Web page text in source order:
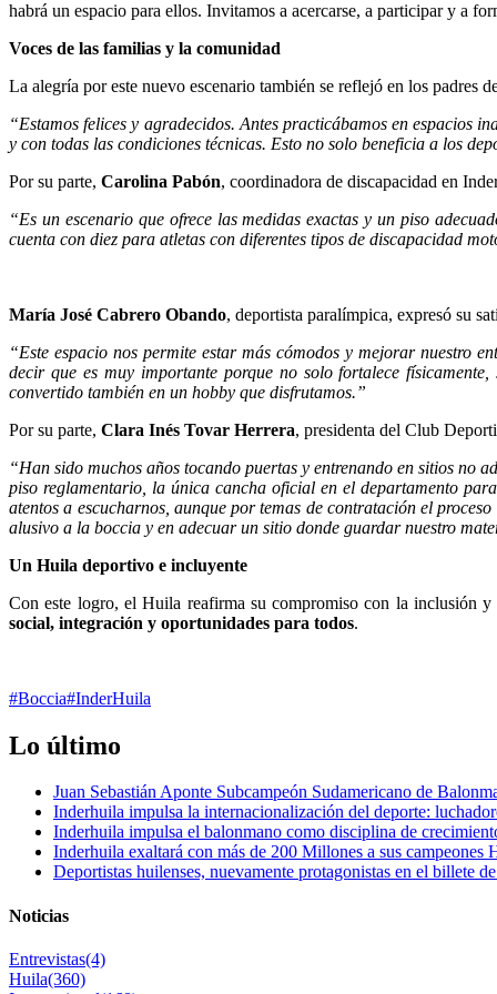
habrá un espacio para ellos. Invitamos a acercarse, a participar y a
Voces de las familias y la comunidad
La alegría por este nuevo escenario también se reflejó en los padres
“Estamos felices y agradecidos. Antes practicábamos en espacios
y con todas las condiciones técnicas. Esto no solo beneficia a los
Por su parte, Carolina Pabón, coordinadora de discapacidad en
“Es un escenario que ofrece las medidas exactas y un piso
cuenta con diez para atletas con diferentes tipos de discapacidad
María José Cabrero Obando, deportista paralímpica, expresó su
“Este espacio nos permite estar más cómodos y mejorar nuestro
decir que es muy importante porque no solo fortalece
convertido también en un hobby que disfrutamos.”
Por su parte, Clara Inés Tovar Herrera, presidenta del Club
“Han sido muchos años tocando puertas y entrenando en sitios no
piso reglamentario, la única cancha oficial en el departamento
atentos a escucharnos, aunque por temas de contratación el
alusivo a la boccia y en adecuar un sitio donde guardar nuestro
Un Huila deportivo e incluyente
Con este logro, el Huila reafirma su compromiso con la inclusión
social, integración y oportunidades para todos.
#Boccia#InderHuila
Lo último
Juan Sebastián Aponte Subcampeón Sudamericano de
Inderhuila impulsa la internacionalización del deporte:
Inderhuila impulsa el balonmano como disciplina de
Inderhuila exaltará con más de 200 Millones a sus
Deportistas huilenses, nuevamente protagonistas en el billete
Noticias
Entrevistas(4)
Huila(360)